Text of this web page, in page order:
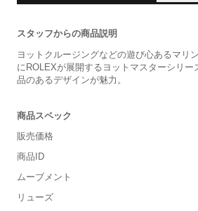
スタッフからの商品説明
ヨットクルージングなどの遊び心あるマリ
にROLEXが展開するヨットマスターシリー
品のあるデザインが魅力。
商品スペック
販売価格
商品ID
ムーブメント
リューズ